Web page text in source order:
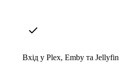
Вхід у Plex, Emby та Jellyfin